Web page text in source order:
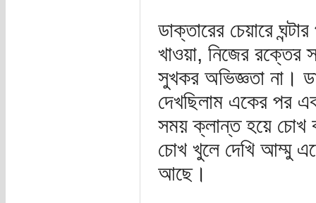
ডাক্তারের চেয়ারে
খাওয়া, নিজের রক্তের
সুখকর অভিজ্ঞতা না।
দেখছিলাম একের পর
সময় ক্লান্ত হয়ে চোখ
চোখ খুলে দেখি আম্মু
আছে।